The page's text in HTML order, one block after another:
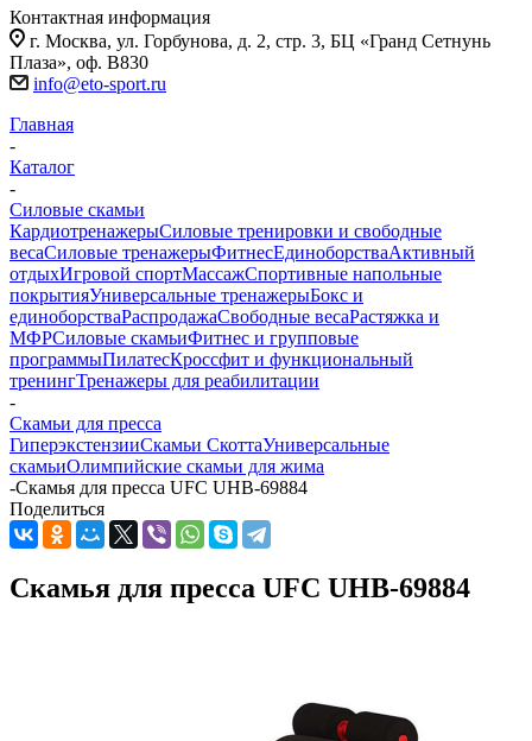
Контактная информация
г. Москва, ул. Горбунова, д. 2, стр. 3, БЦ «Гранд Сетнунь
Плаза», оф. В830
info@eto-sport.ru
Главная
-
Каталог
-
Силовые скамьи
КардиотренажерыСиловые тренировки и свободные
весаСиловые тренажерыФитнесЕдиноборстваАктивный
отдыхИгровой спортМассажСпортивные напольные
покрытияУниверсальные тренажерыБокс и
единоборстваРаспродажаСвободные весаРастяжка и
МФРСиловые скамьиФитнес и групповые
программыПилатесКроссфит и функциональный
тренингТренажеры для реабилитации
-
Скамьи для пресса
ГиперэкстензииСкамьи СкоттаУниверсальные
скамьиОлимпийские скамьи для жима
-Скамья для пресса UFC UHB-69884
Поделиться
Скамья для пресса UFC UHB-69884